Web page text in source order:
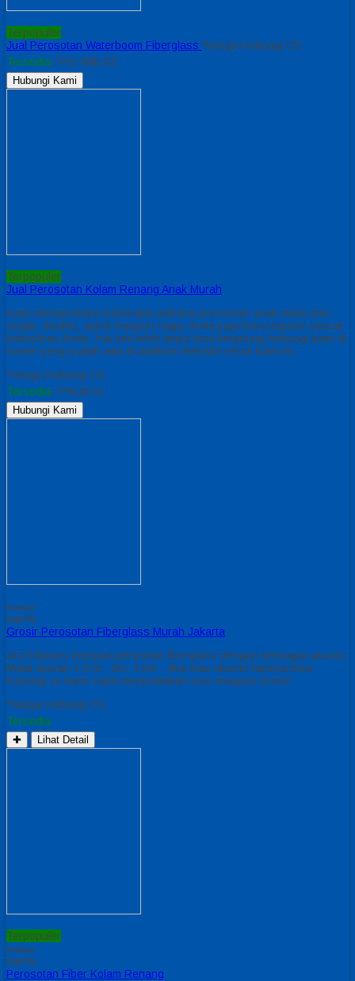
Terpopuler
Jual Perosotan Waterboom Fiberglass *Harga Hubungi CS
Tersedia / Prs Wtb 03
Hubungi Kami
Terpopuler
Jual Perosotan Kolam Renang Anak Murah
Kami memproduksi beberapa wahana perosotan anak mulai dari
single, double, spiral maupun naga, Anda juga bisa request sesuai
kebutuhan Anda. Yuk info lebih lanjut bisa langsung hubungi kami di
nomer yang sudah ada di platform Website resmi kami ini.
*Harga Hubungi CS
Tersedia / PKLM 01
Hubungi Kami
Diskon
nan%
Grosir Perosotan Fiberglass Murah Jakarta
Ara Edutoys menjual peroostan fiberglass dengan berbagai ukuran,
Mulai ukuran 1,5 m , 2m, 2,5m . Jika mau ukuran lainnya bisa
hubungi cs kami. kami menyediakan ecer maupun Grosir.
*Harga Hubungi CS
Tersedia
✚ Lihat Detail
Terpopuler
Diskon
nan%
Perosotan Fiber Kolam Renang